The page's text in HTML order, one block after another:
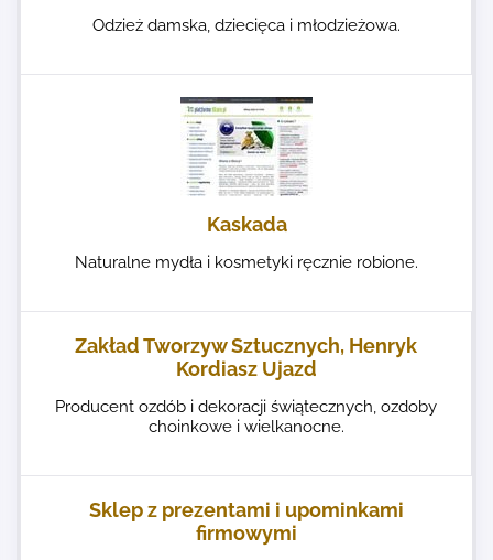
Odzież damska, dziecięca i młodzieżowa.
Kaskada
Naturalne mydła i kosmetyki ręcznie robione.
Zakład Tworzyw Sztucznych, Henryk
Kordiasz Ujazd
Producent ozdób i dekoracji świątecznych, ozdoby
choinkowe i wielkanocne.
Sklep z prezentami i upominkami
firmowymi